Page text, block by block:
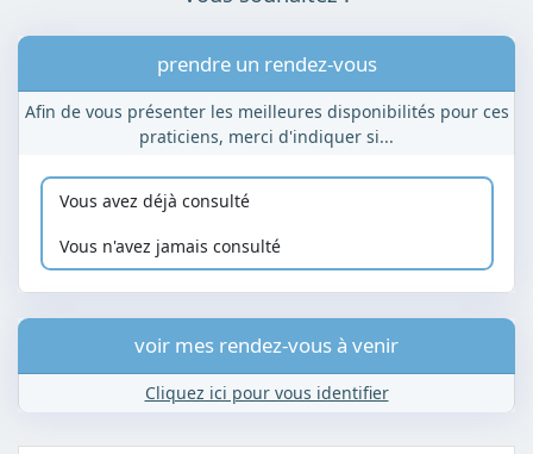
prendre un rendez-vous
Afin de vous présenter les meilleures disponibilités pour ces
praticiens, merci d'indiquer si...
Vous avez déjà consulté
Vous n'avez jamais consulté
voir mes rendez-vous à venir
Cliquez ici pour vous identifier